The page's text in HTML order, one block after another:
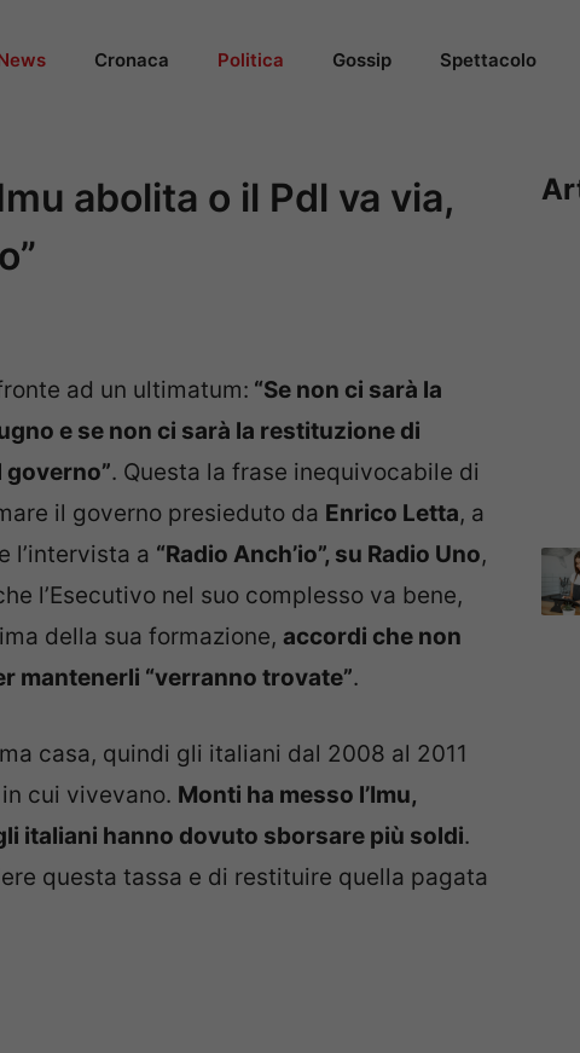
Cronaca Politica Gossip Spettacolo
abolita o il Pdl va via,
ad un ultimatum: “Se non ci sarà la
e se non ci sarà la restituzione di
governo”. Questa la frase inequivocabile di
il governo presieduto da Enrico Letta, a
l’intervista a “Radio Anch’io”, su Radio Uno,
l’Esecutivo nel suo complesso va bene,
della sua formazione, accordi che non
mantenerli “verranno trovate”.
casa, quindi gli italiani dal 2008 al 2011
cui vivevano. Monti ha messo l’Imu,
italiani hanno dovuto sborsare più soldi.
questa tassa e di restituire quella pagata